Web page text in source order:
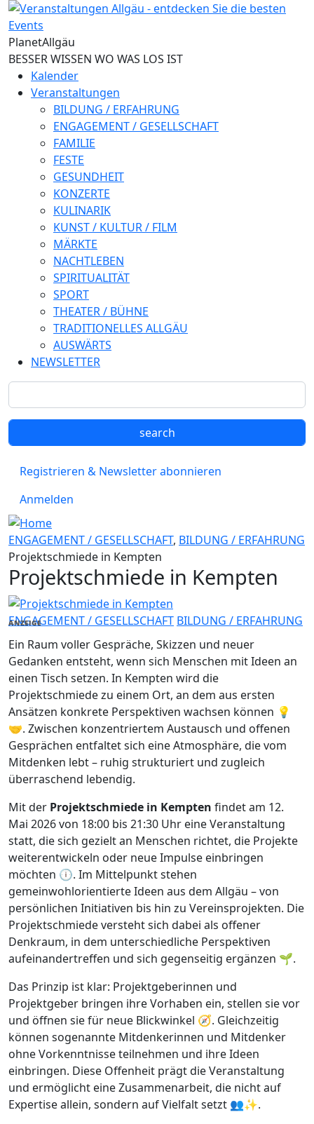
Direkt zum Inhalt
PlanetAllgäu
BESSER WISSEN WO WAS LOS IST
Kalender
Veranstaltungen
BILDUNG / ERFAHRUNG
ENGAGEMENT / GESELLSCHAFT
FAMILIE
FESTE
GESUNDHEIT
KONZERTE
KULINARIK
KUNST / KULTUR / FILM
MÄRKTE
NACHTLEBEN
SPIRITUALITÄT
SPORT
THEATER / BÜHNE
TRADITIONELLES ALLGÄU
AUSWÄRTS
NEWSLETTER
Registrieren & Newsletter abonnieren
Anmelden
ENGAGEMENT / GESELLSCHAFT, BILDUNG / ERFAHRUNG
Projektschmiede in Kempten
Projektschmiede in Kempten
ENGAGEMENT / GESELLSCHAFT BILDUNG / ERFAHRUNG
ANZEIGE
Ein Raum voller Gespräche, Skizzen und neuer
Gedanken entsteht, wenn sich Menschen mit Ideen an
einen Tisch setzen. In Kempten wird die
Projektschmiede zu einem Ort, an dem aus ersten
Ansätzen konkrete Perspektiven wachsen können 💡
🤝. Zwischen konzentriertem Austausch und offenen
Gesprächen entfaltet sich eine Atmosphäre, die vom
Mitdenken lebt – ruhig strukturiert und zugleich
überraschend lebendig.
Mit der Projektschmiede in Kempten findet am 12.
Mai 2026 von 18:00 bis 21:30 Uhr eine Veranstaltung
statt, die sich gezielt an Menschen richtet, die Projekte
weiterentwickeln oder neue Impulse einbringen
möchten 🕕. Im Mittelpunkt stehen
gemeinwohlorientierte Ideen aus dem Allgäu – von
persönlichen Initiativen bis hin zu Vereinsprojekten. Die
Projektschmiede versteht sich dabei als offener
Denkraum, in dem unterschiedliche Perspektiven
aufeinandertreffen und sich gegenseitig ergänzen 🌱.
Das Prinzip ist klar: Projektgeberinnen und
Projektgeber bringen ihre Vorhaben ein, stellen sie vor
und öffnen sie für neue Blickwinkel 🧭. Gleichzeitig
können sogenannte Mitdenkerinnen und Mitdenker
ohne Vorkenntnisse teilnehmen und ihre Ideen
einbringen. Diese Offenheit prägt die Veranstaltung
und ermöglicht eine Zusammenarbeit, die nicht auf
Expertise allein, sondern auf Vielfalt setzt 👥✨.